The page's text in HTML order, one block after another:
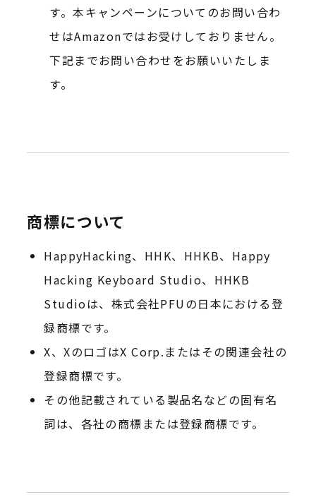
す。本キャンペーンについてのお問い合わ
せはAmazonではお受けしておりません。
下記までお問い合わせをお願いいたしま
す。
商標について
HappyHacking、HHK、HHKB、Happy
Hacking Keyboard Studio、HHKB
Studioは、株式会社PFUの日本における登
録商標です。
X、XのロゴはX Corp.またはその関連会社の
登録商標です。
その他記載されている製品名などの固有名
詞は、各社の商標または登録商標です。